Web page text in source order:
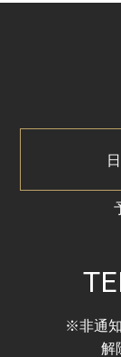
2024/5
※非通
解